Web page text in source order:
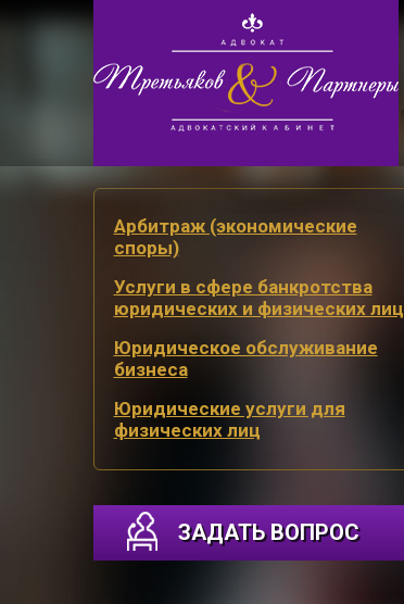
Арбитраж (экономические
споры)
Услуги в сфере банкротства
юридических и физических лиц
Юридическое обслуживание
бизнеса
Юридические услуги для
физических лиц
ЗАДАТЬ ВОПРОС